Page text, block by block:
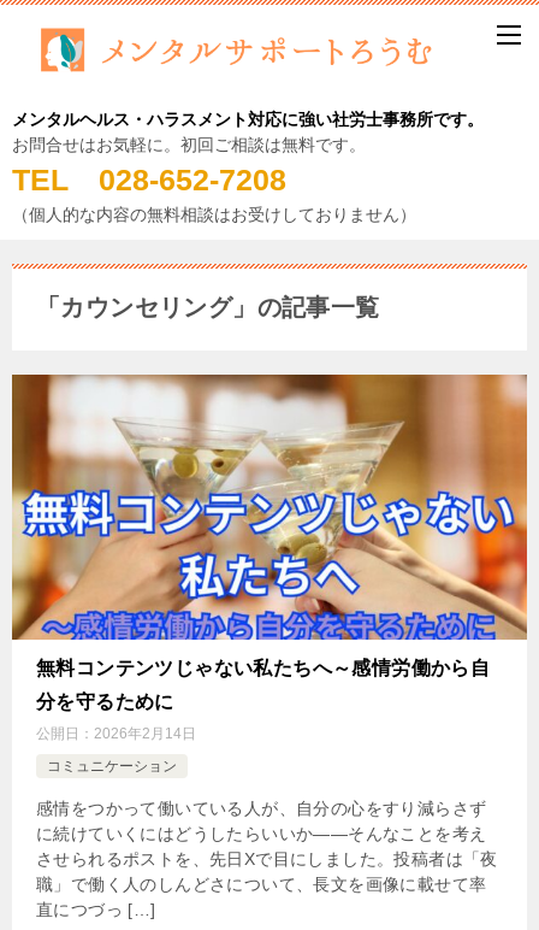
メンタルヘルス・ハラスメント対応に強い社労士事務所です。
お問合せはお気軽に。初回ご相談は無料です。
TEL 028-652-7208
（個人的な内容の無料相談はお受けしておりません）
「カウンセリング」の記事一覧
無料コンテンツじゃない私たちへ～感情労働から自
分を守るために
公開日： 2026年2月14日
コミュニケーション
感情をつかって働いている人が、自分の心をすり減らさず
に続けていくにはどうしたらいいか——そんなことを考え
させられるポストを、先日Xで目にしました。投稿者は「夜
職」で働く人のしんどさについて、長文を画像に載せて率
直につづっ […]